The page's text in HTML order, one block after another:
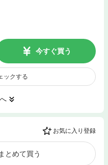
今すぐ買う
ックする
お気に入り登録
とめて買う